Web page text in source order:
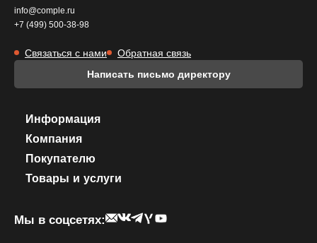
Написать письмо директору
Информация
Компания
Покупателю
Товары и услуги
info@comple.ru
+7 (499) 500-38-98
Связаться с нами Обратная связь
Мы в соцсетях: